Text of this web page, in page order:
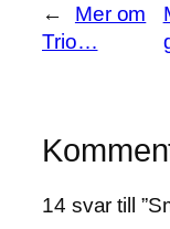
←
Mer om
Trio…
14 svar till